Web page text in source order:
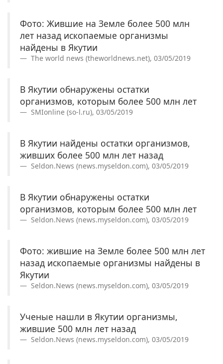
Фото: Жившие на Земле более 500 млн
лет назад ископаемые организмы
найдены в Якутии
The world news (theworldnews.net), 03/05/2019
В Якутии обнаружены остатки
организмов, которым более 500 млн лет
SMIonline (so-l.ru), 03/05/2019
В Якутии найдены остатки организмов,
живших более 500 млн лет назад
Seldon.News (news.myseldon.com), 03/05/2019
В Якутии обнаружены остатки
организмов, которым более 500 млн лет
Seldon.News (news.myseldon.com), 03/05/2019
Фото: жившие на Земле более 500 млн лет
назад ископаемые организмы найдены в
Якутии
Seldon.News (news.myseldon.com), 03/05/2019
Ученые нашли в Якутии организмы,
жившие 500 млн лет назад
Seldon.News (news.myseldon.com), 03/05/2019